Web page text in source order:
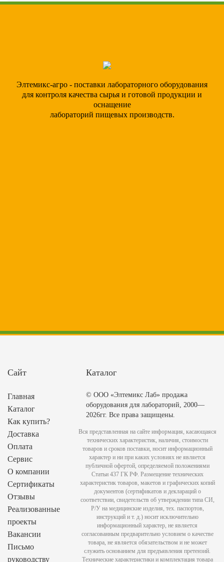
Элтемикс-агро - поставки лабораторного оборудования
для контроля качества сырья и готовой продукции и
оснащение
лабораторий пищевых производств.
Сайт
Главная
Каталог
Как купить?
Доставка
Оплата
Сервис
О компании
Сертификаты
Отзывы
Реализованные
проекты
Вакансии
Письмо
руководству
Каталог
© ООО «Элтемикс Лаб» продажа
оборудования для лабораторий, 2000—
2026гг. Все права защищены.
Вся представленная на сайте информация, касающаяся
технических характеристик, наличия, стоимости
товаров и сроков поставки, носит информационный
характер и ни при каких условиях не является
публичной офертой, определяемой положениями
Статьи 437 ГК РФ. Размещение технических
характеристик товаров, макетов и графических копий
документов (сертификатов и деклараций о
соответствии, свидетельств об утверждении типа СИ,
Р/У на медицинские изделия, тех. паспортов,
инструкций и т. д.) носит исключительно
информационный характер, не является
согласованным предварительно условием о качестве
товара, не является обязательством и не может
служить основанием для предъявления претензий.
Технические характеристики и комплектация товара